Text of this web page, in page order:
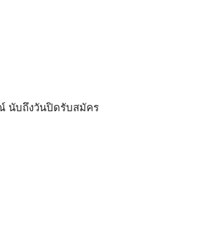
นับถึงวันปิดรับสมัคร